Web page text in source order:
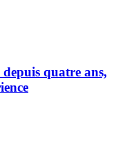
quatre ans,